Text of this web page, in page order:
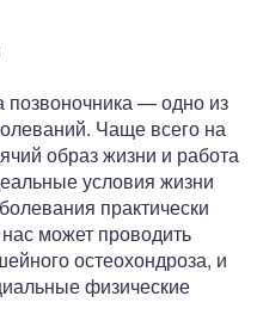
позвоночника — одно из
Чаще всего на
образ жизни и работа
условия жизни
практически
может проводить
остеохондроза, и
физические